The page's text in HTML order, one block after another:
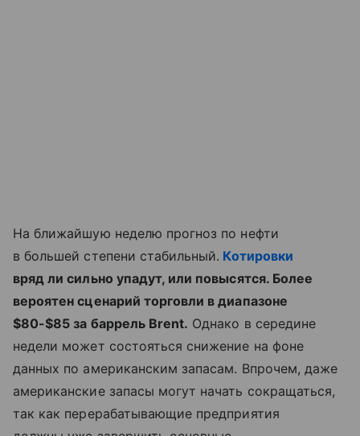
На ближайшую неделю прогноз по нефти
в большей степени стабильный. Котировки
вряд ли сильно упадут, или повысятся. Более
вероятен сценарий торговли в диапазоне
$80-$85 за баррель Brent. Однако в середине
недели может состояться снижение на фоне
данных по американским запасам. Впрочем, даже
американские запасы могут начать сокращаться,
так как перерабатывающие предприятия